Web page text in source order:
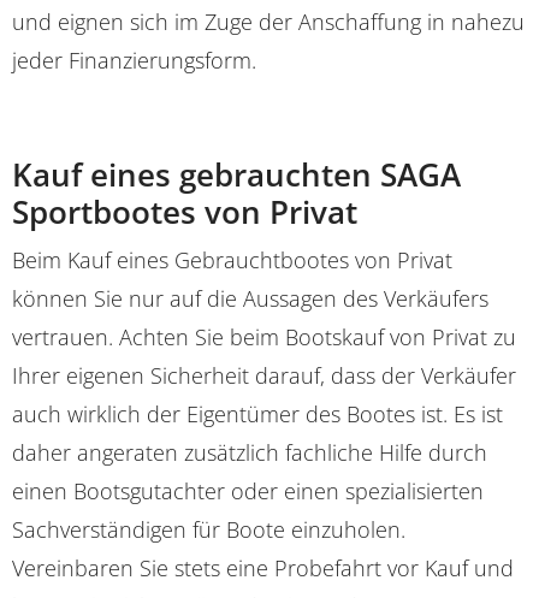
und eignen sich im Zuge der Anschaffung in nahezu
jeder Finanzierungsform.
Kauf eines gebrauchten SAGA
Sportbootes von Privat
Beim Kauf eines Gebrauchtbootes von Privat
können Sie nur auf die Aussagen des Verkäufers
vertrauen. Achten Sie beim Bootskauf von Privat zu
Ihrer eigenen Sicherheit darauf, dass der Verkäufer
auch wirklich der Eigentümer des Bootes ist. Es ist
daher angeraten zusätzlich fachliche Hilfe durch
einen Bootsgutachter oder einen spezialisierten
Sachverständigen für Boote einzuholen.
Vereinbaren Sie stets eine Probefahrt vor Kauf und